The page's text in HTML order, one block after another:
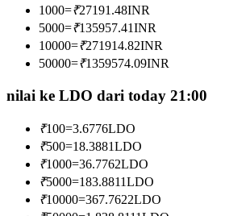
Informasi
Analisis data besar termasuk info
1000=₹27191.48INR
5000=₹135957.41INR
10000=₹271914.82INR
50000=₹1359574.09INR
nilai ke LDO dari today 21:00
₹100=3.6776LDO
₹500=18.3881LDO
₹1000=36.7762LDO
₹5000=183.8811LDO
₹10000=367.7622LDO